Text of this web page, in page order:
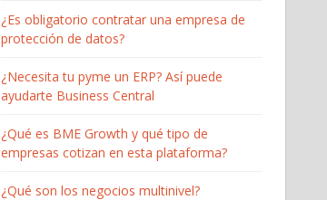
¿Es obligatorio contratar una empresa de
protección de datos?
¿Necesita tu pyme un ERP? Así puede
ayudarte Business Central
¿Qué es BME Growth y qué tipo de
empresas cotizan en esta plataforma?
¿Qué son los negocios multinivel?